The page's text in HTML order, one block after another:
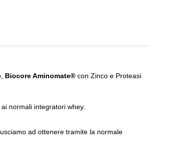
Biocore Aminomate® con Zinco e Proteasi
normali integratori whey.
ad ottenere tramite la normale